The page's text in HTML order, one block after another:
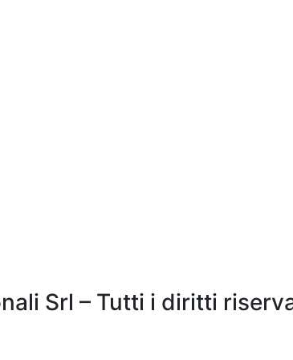
Srl – Tutti i diritti